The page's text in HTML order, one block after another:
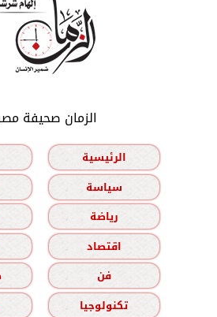
الزمان صحيفة
الرئيسية
سياسة
رياضة
اقتصاد
فن
تكنولوجيا